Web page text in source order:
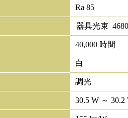
Ra 85
器具光束
40,000 時間
白
調光
30.5 W ～ 30.2